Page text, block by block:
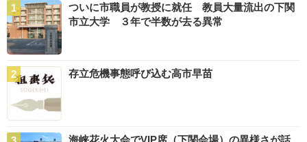
ついに市職員が教授に就任 教員大量流出の下関
市立大学 ３年で半数が去る異常
存立危機事態呼び込む高市早苗
海峡花火大会でVIP席（下関会場）の異様さが話